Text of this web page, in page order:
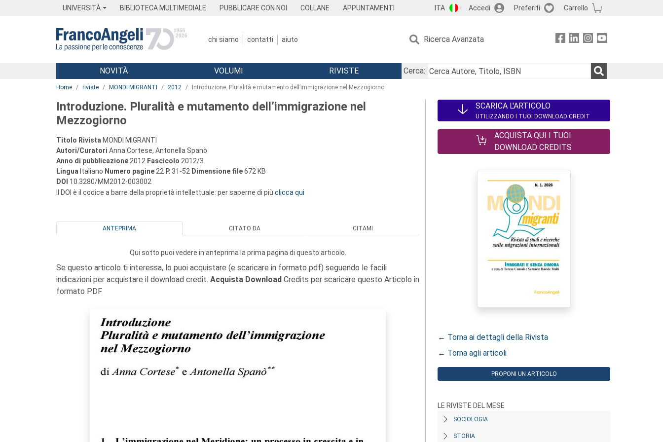
UNIVERSITÀ BIBLIOTECA MULTIMEDIALE PUBBLICARE CON NOI COLLANE APPUNTAMENTI ITA Accedi Preferiti Carrello
chi siamo contatti aiuto Ricerca Avanzata
Menu
NOVITÀ VOLUMI RIVISTE
Cerca:
Home riviste MONDI MIGRANTI 2012 Introduzione. Pluralità e mutamento dell’immigrazione nel Mezzogiorno
Introduzione. Pluralità e mutamento dell’immigrazione nel
Mezzogiorno
Titolo Rivista MONDI MIGRANTI
Autori/Curatori Anna Cortese, Antonella Spanò
Anno di pubblicazione 2012 Fascicolo 2012/3
Lingua Italiano Numero pagine 22 P. 31-52 Dimensione file672 KB
DOI 10.3280/MM2012-003002
Il DOI è il codice a barre della proprietà intellettuale: per saperne di più clicca qui
ANTEPRIMA CITATO DA CITAMI
Qui sotto puoi vedere in anteprima la prima pagina di questo articolo.
Se questo articolo ti interessa, lo puoi acquistare (e scaricare in formato pdf) seguendo le facili
indicazioni per acquistare il download credit. Acquista Download Credits per scaricare questo Articolo in
formato PDF
SCARICA L'ARTICOLO
UTILIZZANDO I TUOI DOWNLOAD CREDIT
ACQUISTA QUI I TUOI
DOWNLOAD CREDITS
← Torna ai dettagli della Rivista
← Torna agli articoli
PROPONI UN ARTICOLO
LE RIVISTE DEL MESE
SOCIOLOGIA
STORIA